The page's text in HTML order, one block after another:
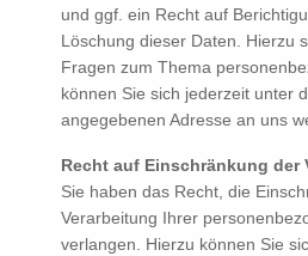
und ggf. ein Recht auf
Löschung dieser Daten. Hierzu
Fragen zum Thema
können Sie sich jederzeit unter
angegebenen Adresse an uns
Recht auf Einschränkung der
Sie haben das Recht, die
Verarbeitung Ihrer
verlangen. Hierzu können Sie